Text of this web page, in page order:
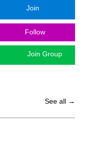
Join
Follow
Join Group
See all →